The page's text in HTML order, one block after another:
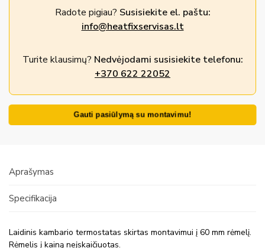
Radote pigiau? Susisiekite el. paštu:
info@heatfixservisas.lt
Turite klausimų? Nedvėjodami susisiekite telefonu:
+370 622 22052
Gauti pasiūlymą su montavimu!
Aprašymas
Specifikacija
Laidinis kambario termostatas skirtas montavimui į 60 mm rėmelį.
Rėmelis į kainą neįskaičiuotas.